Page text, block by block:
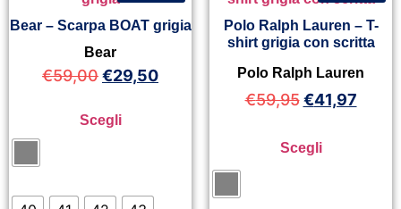
Bear – Scarpa BOAT grigia
Bear
€59,00€29,50
Scegli
Polo Ralph Lauren – T-
shirt grigia con scritta
Polo Ralph Lauren
€59,95 €41,97
Scegli